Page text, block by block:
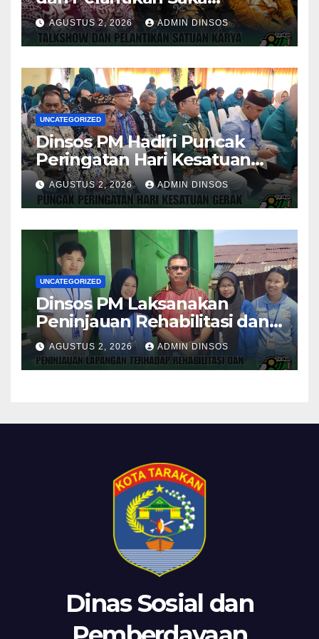
Pramuka Anti Narkotika Kota
Tarakan
AGUSTUS 2, 2026 ADMIN DINSOS
UNCATEGORIZED
Dinsos PM Hadiri Puncak
Peringatan Hari Kesatuan
Gerak PKK ke-54 Tingkat
Kota Tarakan
AGUSTUS 2, 2026 ADMIN DINSOS
UNCATEGORIZED
Dinsos PM Laksanakan
Peninjauan Rehabilitasi dan
Pembangunan Posyandu di
Dua Lokasi
AGUSTUS 2, 2026 ADMIN DINSOS
Dinas Sosial dan